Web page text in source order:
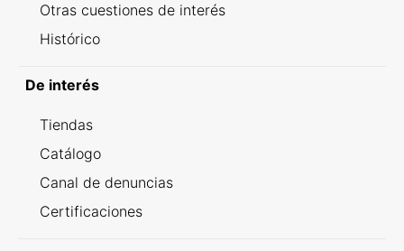
Otras cuestiones de interés
Histórico
De interés
Tiendas
Catálogo
Canal de denuncias
Certificaciones